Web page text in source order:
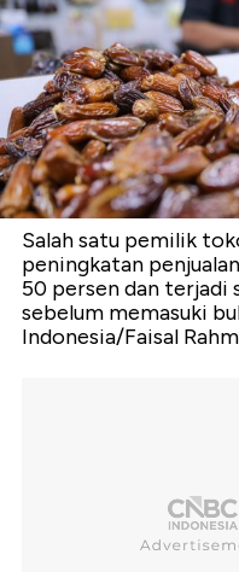
Salah satu pemilik
peningkatan
50 persen dan terjadi
sebelum memasuki
Indonesia/Faisal